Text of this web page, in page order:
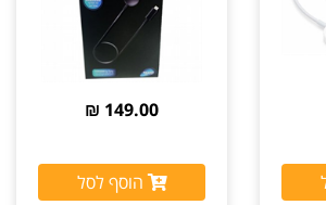
149.00 ₪
הוסף לסל